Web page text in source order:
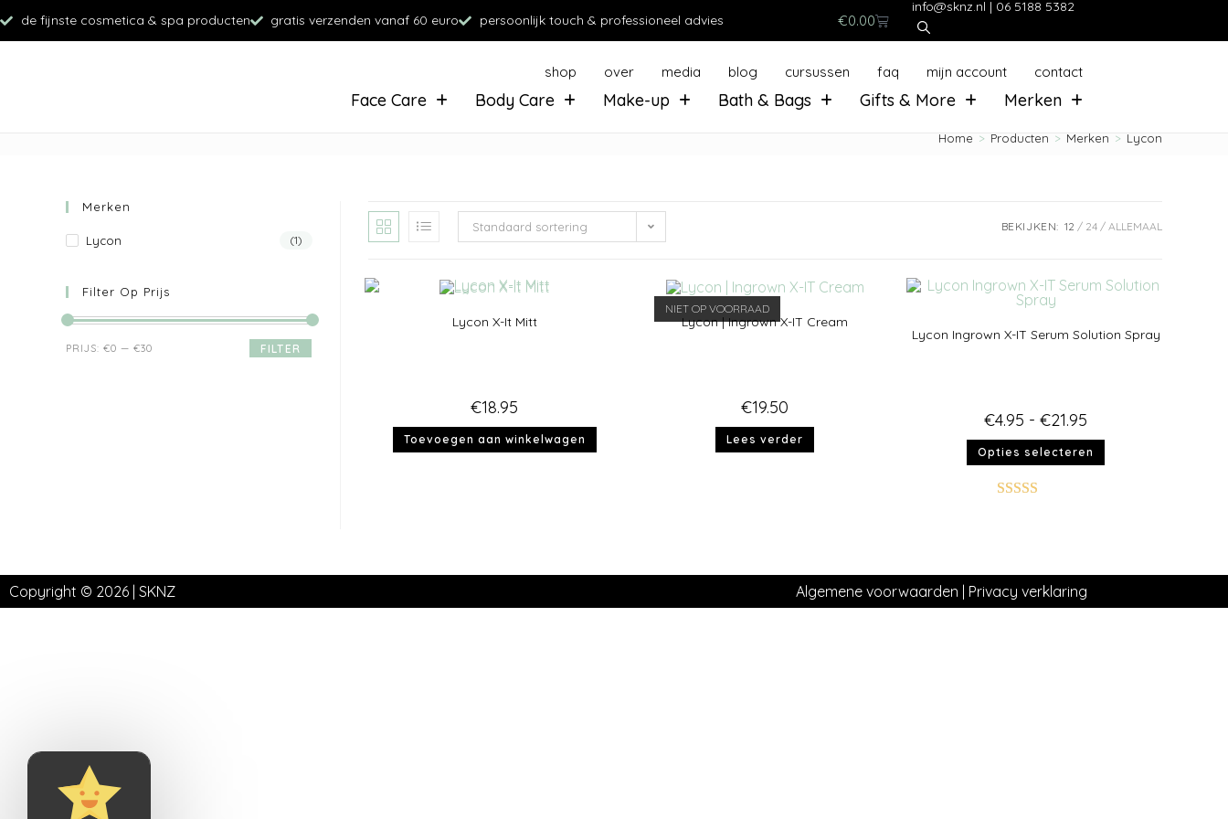
de fijnste cosmetica & spa producten gratis verzenden vanaf 60 euro persoonlijk touch & professioneel advies €0.00
info@sknz.nl | 06 5188 5382
shop over media blog cursussen faq mijn account contact
Face Care Body Care Make-up Bath & Bags Gifts & More Merken
Home > Producten > Merken > Lycon
Standaard sortering BEKIJKEN: 12 24 ALLEMAAL
Lycon X-It Mitt
€18.95
Toevoegen aan winkelwagen
NIET OP VOORRAAD
Lycon | Ingrown X-IT Cream
€19.50
Lees verder
Lycon Ingrown X-IT Serum Solution Spray
€4.95 - €21.95
Opties selecteren
Merken
Lycon (1)
Filter Op Prijs
FILTER
PRIJS: €0 — €30
Copyright © 2026 | SKNZ Algemene voorwaarden Privacy verklaring